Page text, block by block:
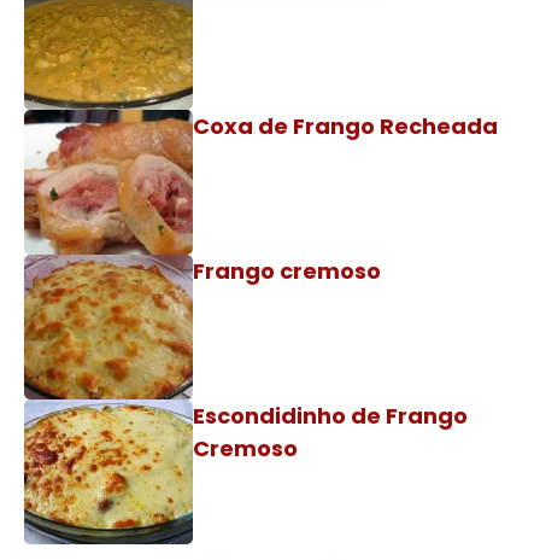
Coxa de Frango Recheada
Frango cremoso
Escondidinho de Frango
Cremoso